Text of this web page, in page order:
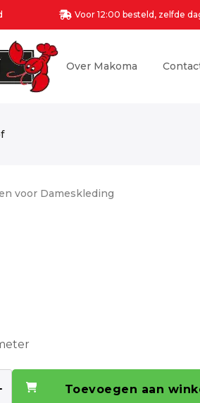
Voor 12:00 besteld, zelfde
Over Makoma
voor Dameskleding
Toevoegen aan